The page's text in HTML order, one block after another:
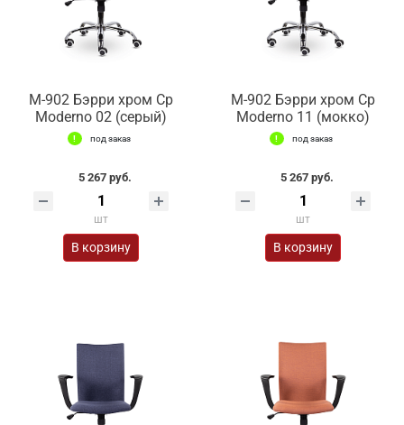
М-902 Бэрри хром Ср
Moderno 02 (серый)
под заказ
5 267 руб.
шт
В корзину
М-902 Бэрри хром Ср
Moderno 11 (мокко)
под заказ
5 267 руб.
шт
В корзину